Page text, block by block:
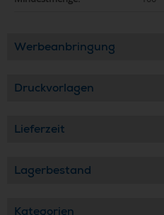
Werbeanbringung
Druckvorlagen
Lieferzeit
Lagerbestand
Kategorien